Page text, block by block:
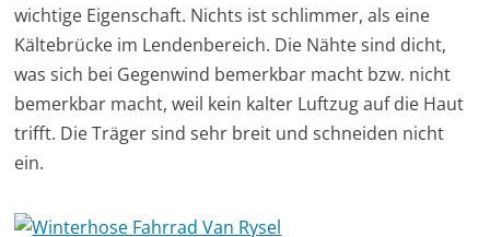
wichtige Eigenschaft. Nichts ist schlimmer, als eine
Kältebrücke im Lendenbereich. Die Nähte sind dicht,
was sich bei Gegenwind bemerkbar macht bzw. nicht
bemerkbar macht, weil kein kalter Luftzug auf die Haut
trifft. Die Träger sind sehr breit und schneiden nicht
ein.